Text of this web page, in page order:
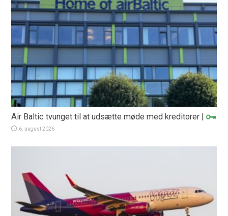
Air Baltic tvunget til at udsætte møde med kreditorer |
6. august 2026